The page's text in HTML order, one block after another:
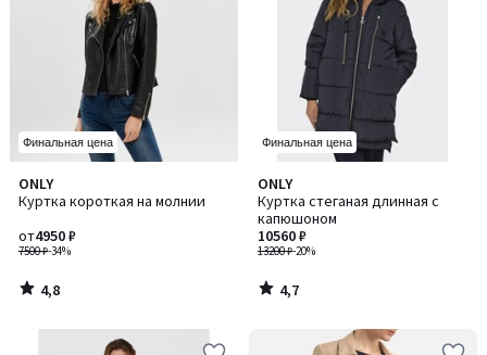
Финальная цена
ONLY
Куртка короткая на молнии
7500 ₽-34%
от4950 ₽
4,8
/ 5
4,8
/
Финальная цена
ONLY
Куртка стеганая длинная с
капюшоном
13200 ₽-20%
10560 ₽
4,7
/ 5
4,7
/